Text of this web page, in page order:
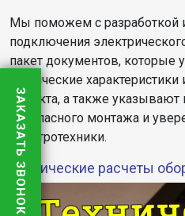
Мы поможем с разработкой
подключения
пакет документов, которые
технические
объекта, а также указывают
безопасного монтажа и
электротехники.
Технические расчеты
ЗАКАЗАТЬ ЗВОНОК